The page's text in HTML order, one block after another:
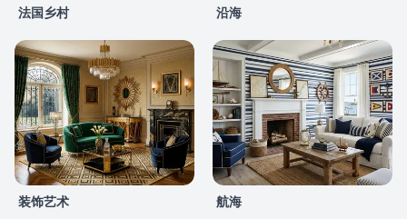
法国乡村 沿海
装饰艺术 航海